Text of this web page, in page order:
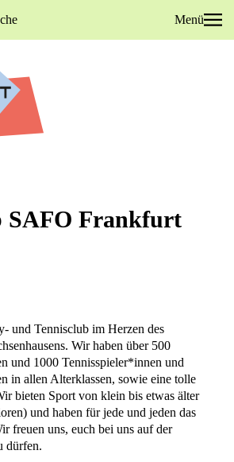
Menü
SAFO Frankfurt
und Tennisclub im Herzen des
Wir haben über 500
und 1000 Tennisspieler*innen und
in allen Alterklassen, sowie eine tolle
bieten Sport von klein bis etwas älter
und haben für jede und jeden das
freuen uns, euch bei uns auf der
dürfen.